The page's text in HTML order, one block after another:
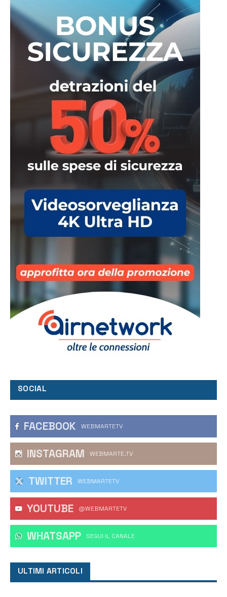
SOCIAL
FACEBOOK WEBMARTETV
INSTAGRAM WEBMARTE.TV
TWITTER WEBMARTETV
YOUTUBE @WEBMARTETV
WHATSAPP ‎SEGUI IL CANALE
ULTIMI ARTICOLI